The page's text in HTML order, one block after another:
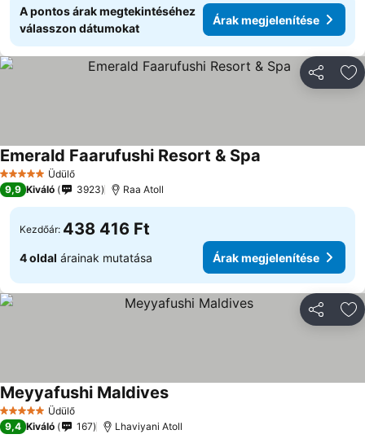
A pontos árak megtekintéséhez
válasszon dátumokat
Árak megjelenítése
5 KategóriaÜdülő
Emerald Faarufushi Resort & Spa
9,9 Kiváló 3923 Raa Atoll
Kezdőár: 438 416 Ft
4 oldal árainak mutatása Árak megjelenítése
5 KategóriaÜdülő
Meyyafushi MaldivesÁrak megjelenítése
9,4 Kiváló 167 Lhaviyani Atoll